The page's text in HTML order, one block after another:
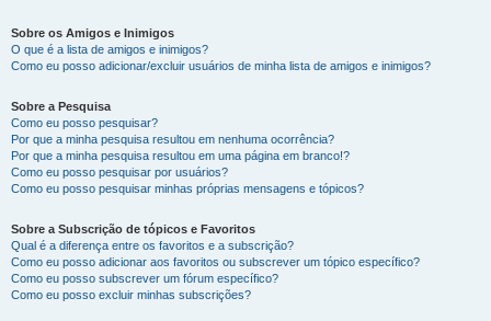
Sobre os Amigos e Inimigos
O que é a lista de amigos e inimigos?
Como eu posso adicionar/excluir usuários de minha lista de amigos e inimigos?
Sobre a Pesquisa
Como eu posso pesquisar?
Por que a minha pesquisa resultou em nenhuma ocorrência?
Por que a minha pesquisa resultou em uma página em branco!?
Como eu posso pesquisar por usuários?
Como eu posso pesquisar minhas próprias mensagens e tópicos?
Sobre a Subscrição de tópicos e Favoritos
Qual é a diferença entre os favoritos e a subscrição?
Como eu posso adicionar aos favoritos ou subscrever um tópico específico?
Como eu posso subscrever um fórum específico?
Como eu posso excluir minhas subscrições?